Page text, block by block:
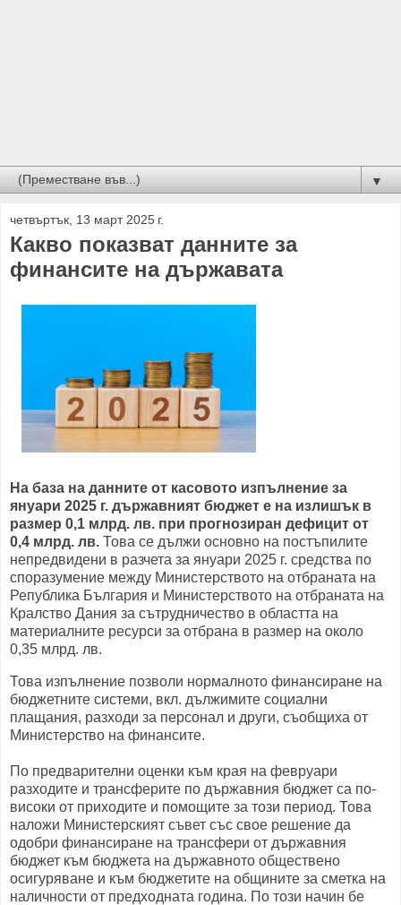
▼
четвъртък, 13 март 2025 г.
Какво показват данните за
финансите на държавата
На база на данните от касовото изпълнение за
януари 2025 г. държавният бюджет е на излишък в
размер 0,1 млрд. лв. при прогнозиран дефицит от
0,4 млрд. лв. Това се дължи основно на постъпилите
непредвидени в разчета за януари 2025 г. средства по
споразумение между Министерството на отбраната на
Република България и Министерството на отбраната на
Кралство Дания за сътрудничество в областта на
материалните ресурси за отбрана в размер на около
0,35 млрд. лв.
Това изпълнение позволи нормалното финансиране на
бюджетните системи, вкл. дължимите социални
плащания, разходи за персонал и други, съобщиха от
Министерство на финансите.
По предварителни оценки към края на февруари
разходите и трансферите по държавния бюджет са по-
високи от приходите и помощите за този период. Това
наложи Министерският съвет със свое решение да
одобри финансиране на трансфери от държавния
бюджет към бюджета на държавното обществено
осигуряване и към бюджетите на общините за сметка на
наличности от предходната година. По този начин бе